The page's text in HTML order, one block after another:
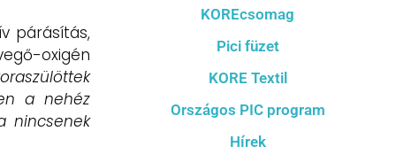
párásítás,
oxigén
a nehéz
nincsenek
KOREcsomag
Pici füzet
KORE Textil
Országos PIC program
Hírek